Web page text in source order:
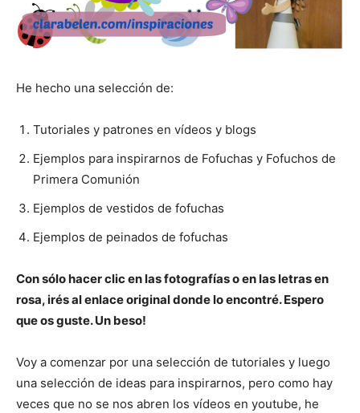
He hecho una selección de:
Tutoriales y patrones en vídeos y blogs
Ejemplos para inspirarnos de Fofuchas y Fofuchos de
Primera Comunión
Ejemplos de vestidos de fofuchas
Ejemplos de peinados de fofuchas
Con sólo hacer clic en las fotografías o en las letras en
rosa, irés al enlace original donde lo encontré. Espero
que os guste. Un beso!
Voy a comenzar por una selección de tutoriales y luego
una selección de ideas para inspirarnos, pero como hay
veces que no se nos abren los vídeos en youtube, he